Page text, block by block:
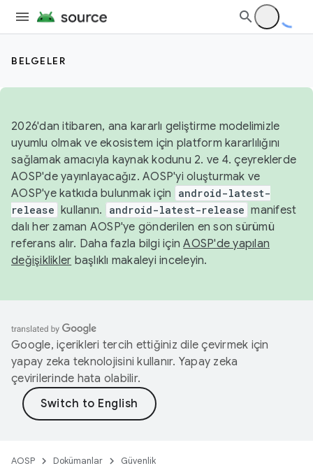
BELGELER
2026'dan itibaren, ana kararlı geliştirme modelimizle
uyumlu olmak ve ekosistem için platform kararlılığını
sağlamak amacıyla kaynak kodunu 2. ve 4. çeyreklerde
AOSP'de yayınlayacağız. AOSP'yi oluşturmak ve
AOSP'ye katkıda bulunmak için
android-latest-
release kullanın. android-latest-release manifest
dalı her zaman AOSP'ye gönderilen en son sürümü
referans alır. Daha fazla bilgi içinAOSP'de yapılan
değişiklikler başlıklı makaleyi inceleyin.
Google, içerikleri tercih ettiğiniz dile çevirmek için
yapay zeka teknolojisini kullanır. Yapay zeka
çevirilerinde hata olabilir.
AOSP Dokümanlar Güvenlik